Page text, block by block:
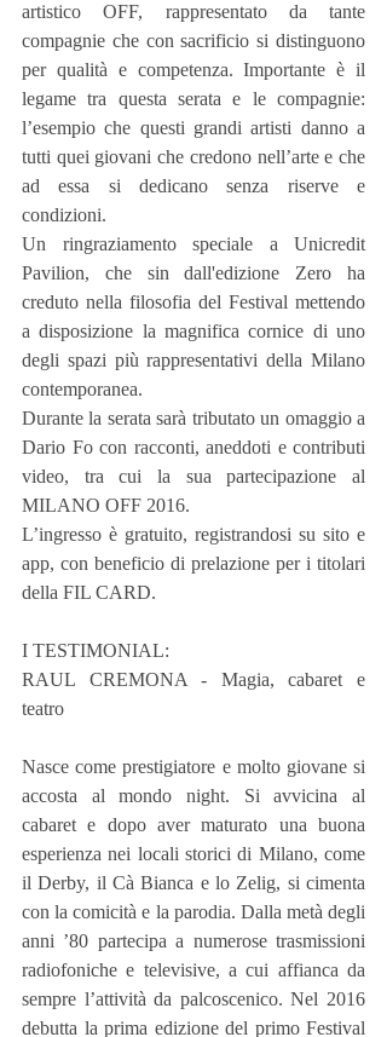
artistico OFF, rappresentato da tante
compagnie che con sacrificio si distinguono
per qualità e competenza. Importante è il
legame tra questa serata e le compagnie:
l’esempio che questi grandi artisti danno a
tutti quei giovani che credono nell’arte e che
ad essa si dedicano senza riserve e
condizioni.
Un ringraziamento speciale a Unicredit
Pavilion, che sin dall'edizione Zero ha
creduto nella filosofia del Festival mettendo
a disposizione la magnifica cornice di uno
degli spazi più rappresentativi della Milano
contemporanea.
Durante la serata sarà tributato un omaggio a
Dario Fo con racconti, aneddoti e contributi
video, tra cui la sua partecipazione al
MILANO OFF 2016.
L’ingresso è gratuito, registrandosi su sito e
app, con beneficio di prelazione per i titolari
della FIL CARD.
I TESTIMONIAL:
RAUL CREMONA - Magia, cabaret e
teatro
Nasce come prestigiatore e molto giovane si
accosta al mondo night. Si avvicina al
cabaret e dopo aver maturato una buona
esperienza nei locali storici di Milano, come
il Derby, il Cà Bianca e lo Zelig, si cimenta
con la comicità e la parodia. Dalla metà degli
anni ’80 partecipa a numerose trasmissioni
radiofoniche e televisive, a cui affianca da
sempre l’attività da palcoscenico. Nel 2016
debutta la prima edizione del primo Festival